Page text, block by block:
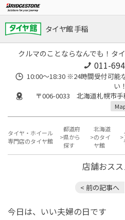
タイヤ館 手稲
クルマのことならなんでも！タ
011-
10:00～18:30 ※24時間受付可能
い！
〒006-0033 北海道札幌市手
タイヤ・ホイール
専門店のタイヤ館
都道府
県から
探す
北海道
のタイ
ヤ館
店舗おス
< 前の記事へ
今日は、いい夫婦の日です